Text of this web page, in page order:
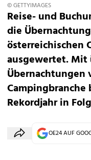
© GETTYIMAGES
Reise- und
die
österreichischen
ausgewertet.
Übernachtungen
Rekordjahr in
OE24 AUF